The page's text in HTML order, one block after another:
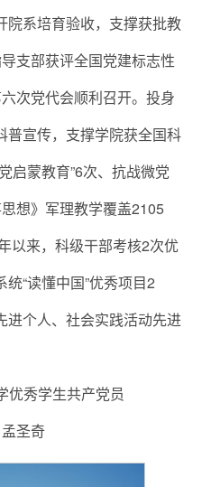
院系培育验收，支撑获批教
支部获评全国党建标志性
次党代会顺利召开。投身
普宣传，支撑学院获全国科
启蒙教育”6次、抗战微党
想》军理教学覆盖2105
以来，科级干部考核2次优
“读懂中国”优秀项目2
进个人、社会实践活动先进
优秀学生共产党员
孟圣奇